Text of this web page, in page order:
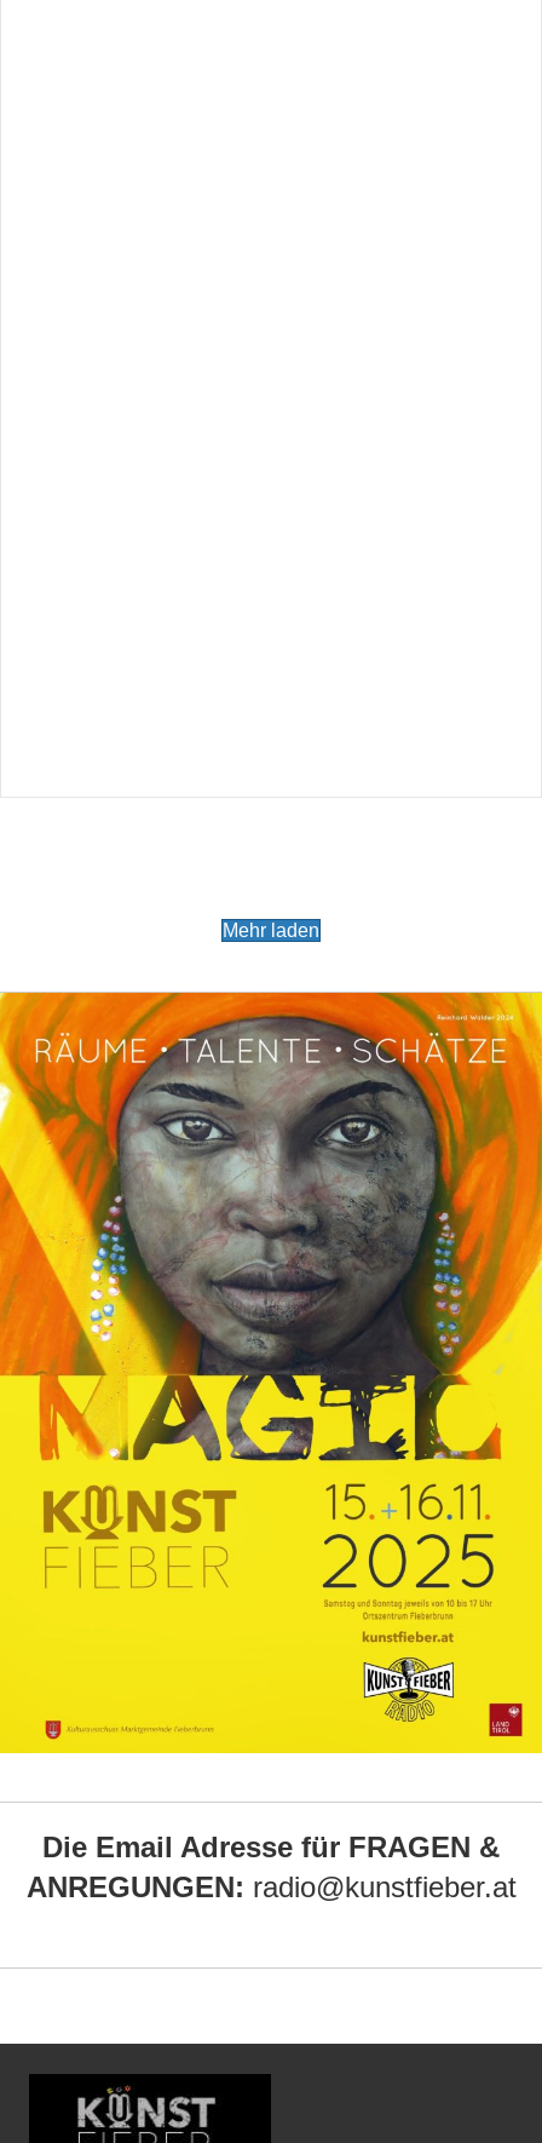
Mehr laden
Die Email Adresse für FRAGEN &
ANREGUNGEN: radio@kunstfieber.at